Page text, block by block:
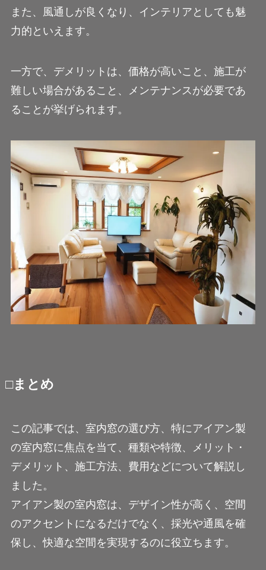
また、風通しが良くなり、インテリアとしても魅
力的といえます。
一方で、デメリットは、価格が高いこと、施工が
難しい場合があること、メンテナンスが必要であ
ることが挙げられます。
□まとめ
この記事では、室内窓の選び方、特にアイアン製
の室内窓に焦点を当て、種類や特徴、メリット・
デメリット、施工方法、費用などについて解説し
ました。
アイアン製の室内窓は、デザイン性が高く、空間
のアクセントになるだけでなく、採光や通風を確
保し、快適な空間を実現するのに役立ちます。